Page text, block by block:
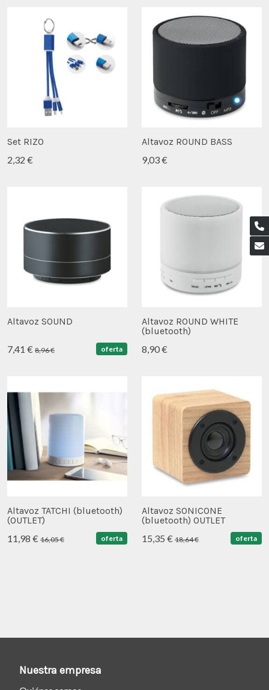
Set RIZO
2,32 €
Altavoz ROUND BASS
9,03 €
Altavoz SOUND
7,41 € 8,96 € oferta
Altavoz ROUND WHITE
(bluetooth)
8,90 €
Altavoz TATCHI (bluetooth)
(OUTLET)
11,98 € 16,05 € oferta
Altavoz SONICONE
(bluetooth) OUTLET
15,35 € 18,64 € oferta
Nuestra empresa